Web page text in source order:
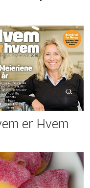
er Hvem